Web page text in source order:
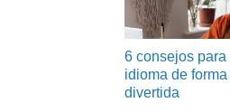
6 consejos para
idioma de
divertida